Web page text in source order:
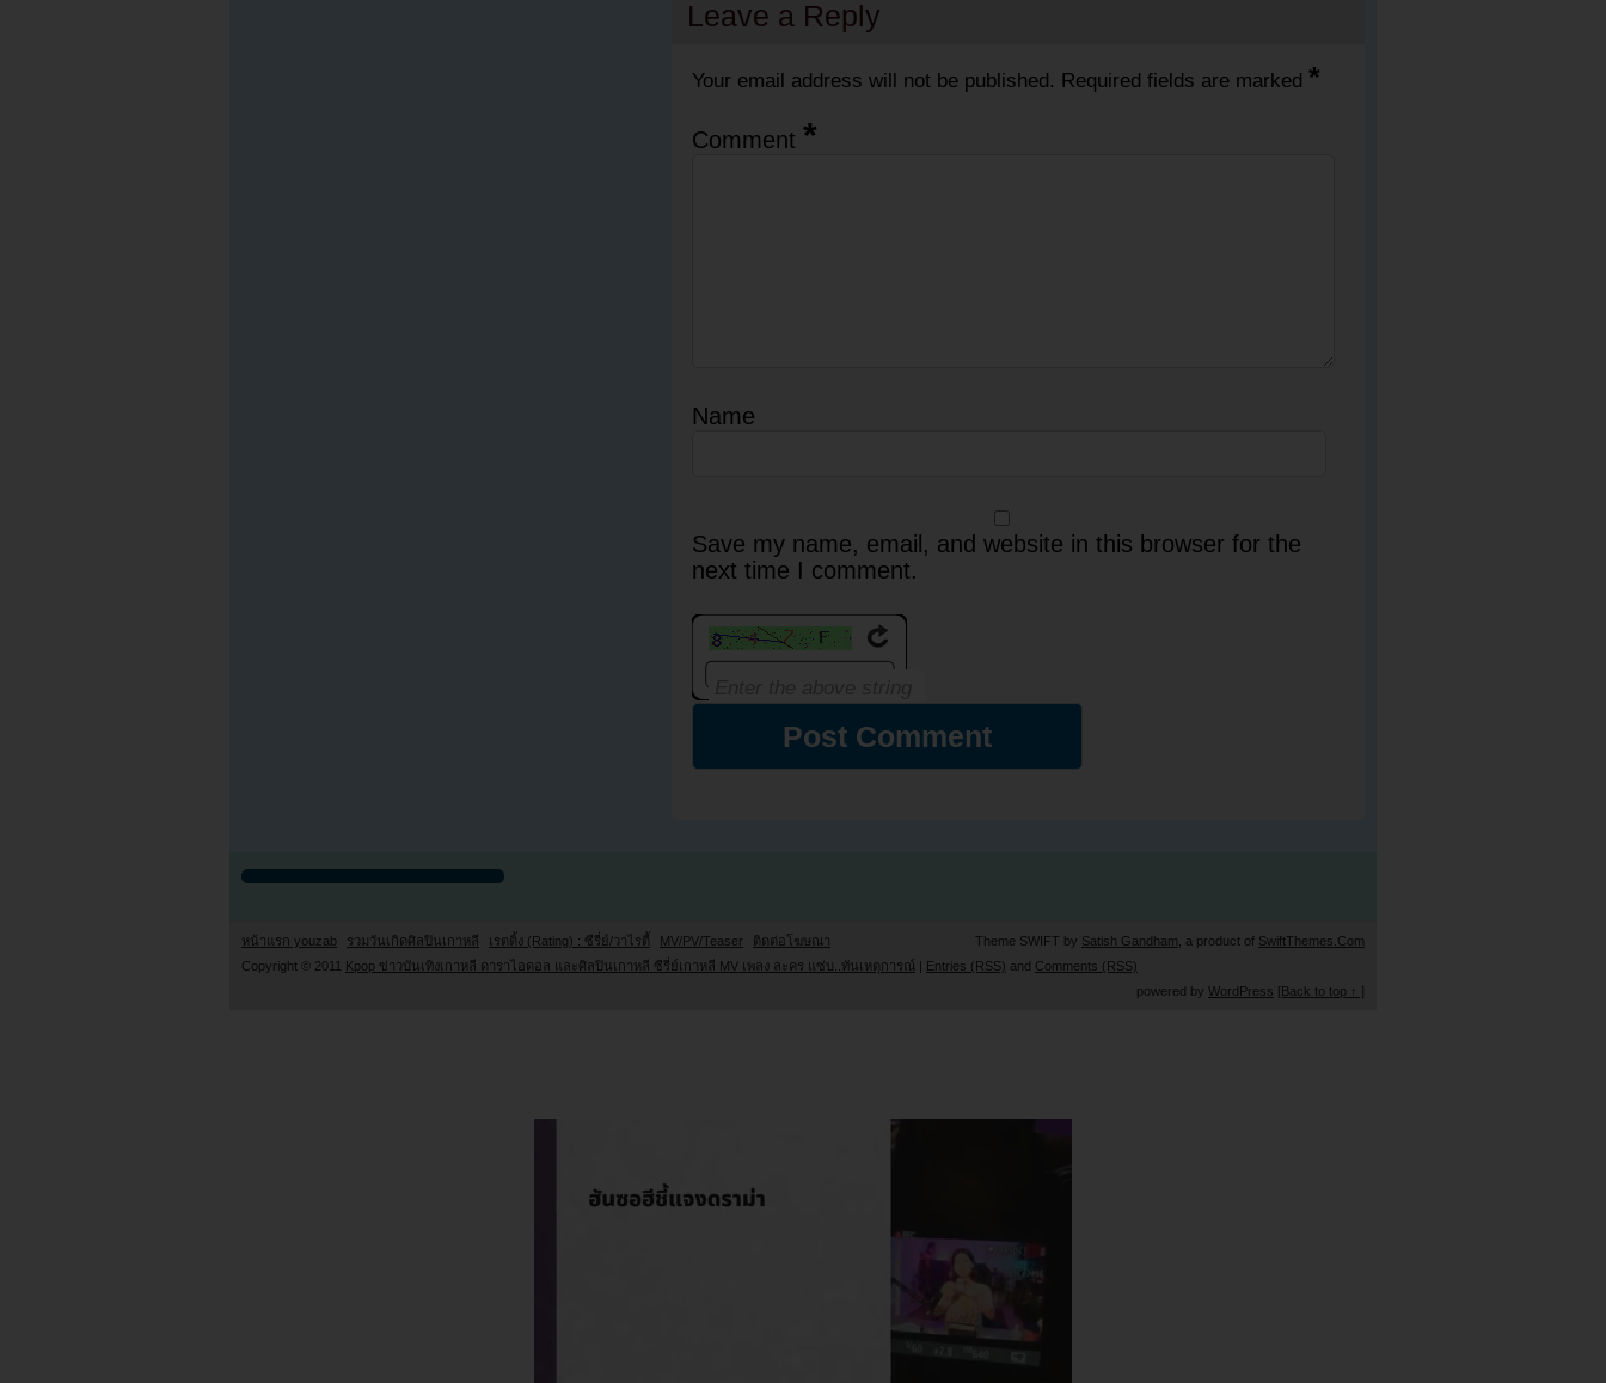
Leave a Reply
Your email address will not be published. Required fields are marked *
Comment *
Name
Save my name, email, and website in this browser for the
next time I comment.
หน้าแรก youzab รวมวันเกิดศิลปินเกาหลี เรตติ้ง (Rating) : ซีรี่ย์/วาไรตี้ MV/PV/Teaser ติดต่อโฆษณา Theme SWIFT by Satish Gandham , a product of SwiftThemes.Com
Copyright © 2011 Kpop ข่าวบันเทิงเกาหลี ดาราไอดอล และศิลปินเกาหลี ซีรี่ย์เกาหลี MV เพลง ละคร แซ่บ..ทันเหตุการณ์ | Entries (RSS) and Comments (RSS)
powered by WordPress [Back to top ↑ ]